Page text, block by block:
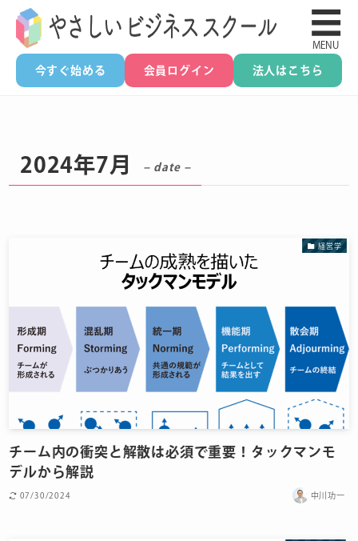
今すぐ始める 会員ログイン 法人はこちら
☰
MENU
2024年7月 – date –
経営学
チーム内の衝突と解散は必須で重要！タックマンモ
デルから解説
07/30/2024 中川功一